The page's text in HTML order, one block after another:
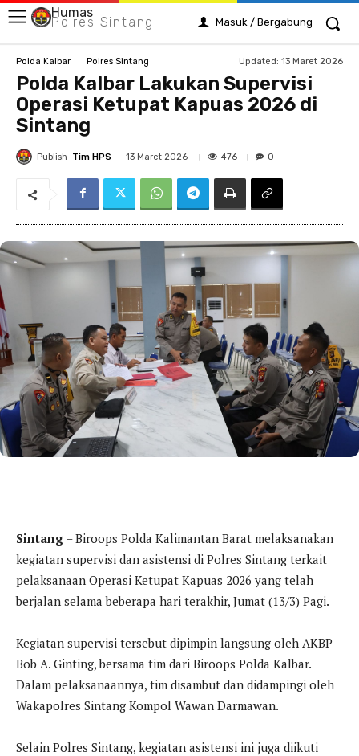
Humas
Polres Sintang Masuk / Bergabung
Polda Kalbar Polres Sintang Updated: 13 Maret 2026
Polda Kalbar Lakukan Supervisi
Operasi Ketupat Kapuas 2026 di
Sintang
Publish Tim HPS 13 Maret 2026 476 0
Sintang – Biroops Polda Kalimantan Barat melaksanakan
kegiatan supervisi dan asistensi di Polres Sintang terkait
pelaksanaan Operasi Ketupat Kapuas 2026 yang telah
berjalan selama beberapa hari terakhir, Jumat (13/3) Pagi.
Kegiatan supervisi tersebut dipimpin langsung oleh AKBP
Bob A. Ginting, bersama tim dari Biroops Polda Kalbar.
Dalam pelaksanaannya, tim disambut dan didampingi oleh
Wakapolres Sintang Kompol Wawan Darmawan.
Selain Polres Sintang, kegiatan asistensi ini juga diikuti